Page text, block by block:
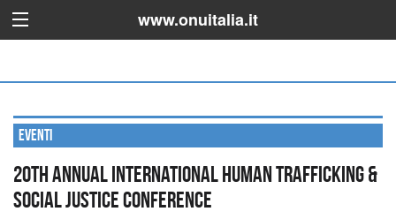
www.onuitalia.it
Eventi
20th Annual International Human Trafficking &
Social Justice Conference